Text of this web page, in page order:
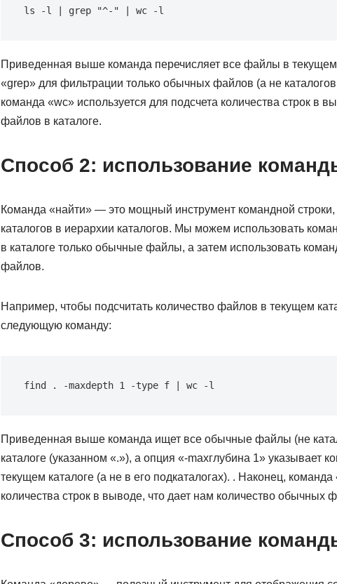
ls -l | grep "^-" | wc -l
Приведенная выше команда перечисляет все файлы в текущем
«grep» для фильтрации только обычных файлов (а не
команда «wc» используется для подсчета количества строк в
файлов в каталоге.
Способ 2: использование
Команда «найти» — это мощный инструмент командной
каталогов в иерархии каталогов. Мы можем использовать
в каталоге только обычные файлы, а затем использовать
файлов.
Например, чтобы подсчитать количество файлов в текущем
следующую команду:
find . -maxdepth 1 -type f | wc -l
Приведенная выше команда ищет все обычные файлы (не
каталоге (указанном «.»), а опция «-maxглубина 1» указывает
текущем каталоге (а не в его подкаталогах). . Наконец, команда
количества строк в выводе, что дает нам количество обычных
Способ 3: использование